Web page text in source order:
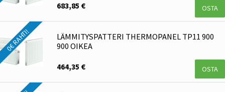
683,85 € OSTA
0€ RAHTI!
LÄMMITYSPATTERI THERMOPANEL TP11 900
900 OIKEA
464,35 € OSTA